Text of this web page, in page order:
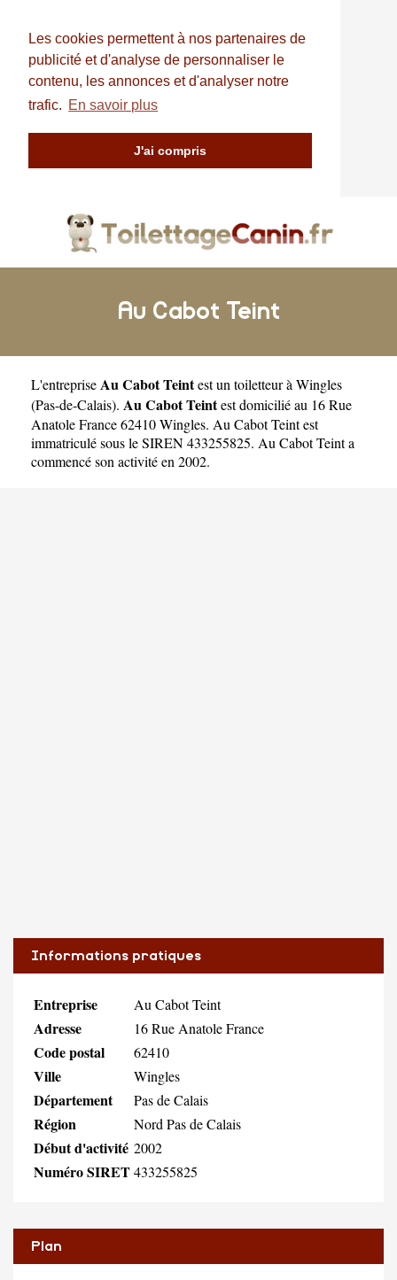
Les cookies permettent à nos partenaires de
publicité et d'analyse de personnaliser le
contenu, les annonces et d'analyser notre
trafic. En savoir plus
J'ai compris
Au Cabot Teint
L'entrepriseAu Cabot Teintest un toiletteur à Wingles
(Pas-de-Calais). Au Cabot Teintest domicilié au 16 Rue
Anatole France 62410 Wingles. Au Cabot Teint est
immatriculé sous le SIREN 433255825. Au Cabot Teint a
commencé son activité en 2002.
Informations pratiques
Entreprise Au Cabot Teint
Adresse 16 Rue Anatole France
Code postal 62410
Ville Wingles
Département Pas de Calais
Région Nord Pas de Calais
Début d'activité 2002
Numéro SIRET433255825
Plan